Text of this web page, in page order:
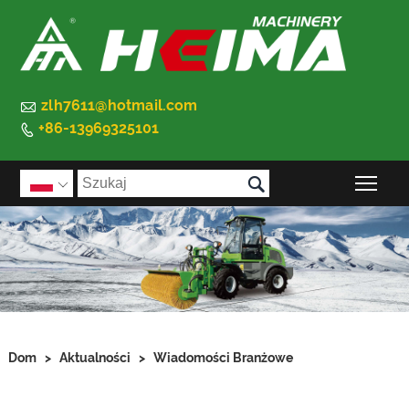
 zlh7611@hotmail.com
 +86-13969325101
 
Dom > Aktualności > Wiadomości Branżowe